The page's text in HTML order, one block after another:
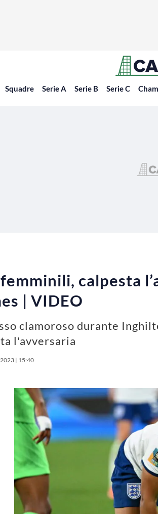
Squadre Serie A Serie B Serie C
calpesta
| VIDEO
clamoroso durante
l'avversaria
| 15:40